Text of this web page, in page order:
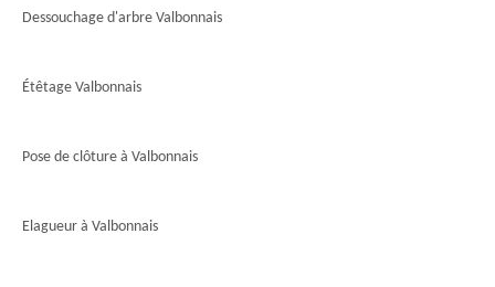
Dessouchage d'arbre Valbonnais
Étêtage Valbonnais
Pose de clôture à Valbonnais
Elagueur à Valbonnais